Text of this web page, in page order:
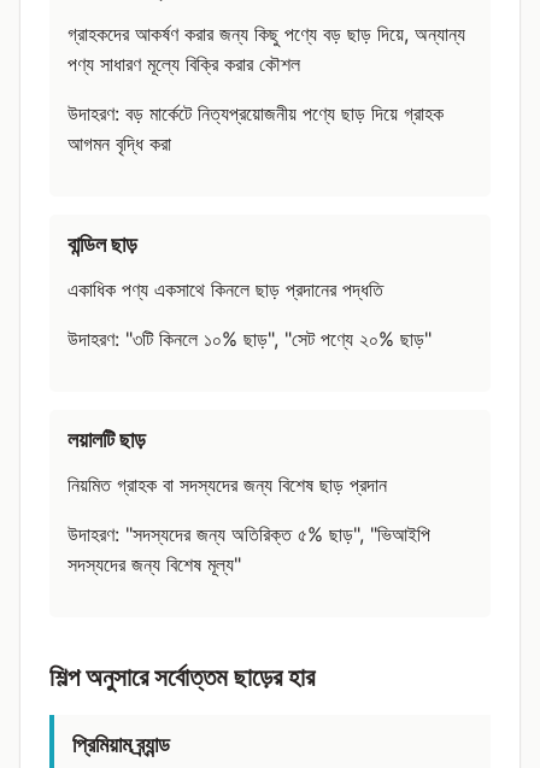
গ্রাহকদের আকর্ষণ করার জন্য কিছু পণ্যে বড় ছাড় দিয়ে, অন্যান্য
পণ্য সাধারণ মূল্যে বিক্রি করার কৌশল
উদাহরণ: বড় মার্কেটে নিত্যপ্রয়োজনীয় পণ্যে ছাড় দিয়ে গ্রাহক
আগমন বৃদ্ধি করা
বান্ডিল ছাড়
একাধিক পণ্য একসাথে কিনলে ছাড় প্রদানের পদ্ধতি
উদাহরণ: "৩টি কিনলে ১০% ছাড়", "সেট পণ্যে ২০% ছাড়"
লয়ালটি ছাড়
নিয়মিত গ্রাহক বা সদস্যদের জন্য বিশেষ ছাড় প্রদান
উদাহরণ: "সদস্যদের জন্য অতিরিক্ত ৫% ছাড়", "ভিআইপি
সদস্যদের জন্য বিশেষ মূল্য"
শিল্প অনুসারে সর্বোত্তম ছাড়ের হার
প্রিমিয়াম ব্র্যান্ড